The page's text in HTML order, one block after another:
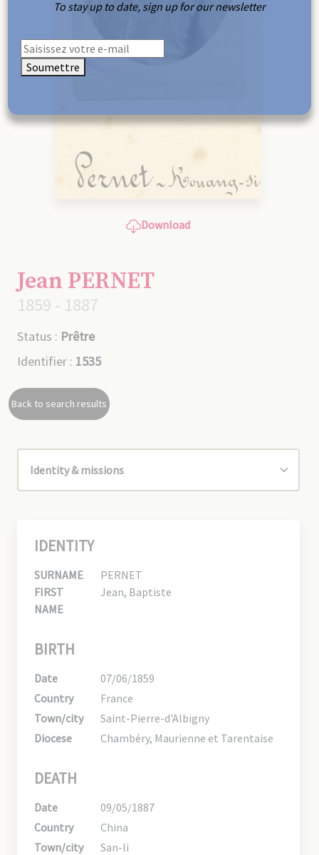
Download
Jean PERNET
1859 - 1887
Status : Prêtre
Identifier : 1535
Back to search results
IDENTITY
SURNAME
PERNET
FIRST
NAME
Jean, Baptiste
BIRTH
Date
07/06/1859
Country
France
Town/city
Saint-Pierre-d'Albigny
Diocese
Chambéry, Maurienne et Tarentaise
DEATH
Date
09/05/1887
Country
China
Town/city
San-li
To stay up to date, sign up for our newsletter
Soumettre